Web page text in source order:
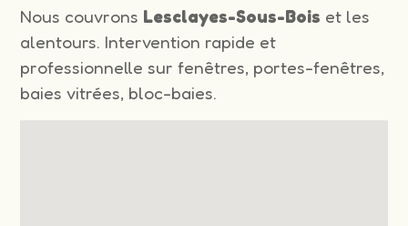
Nous couvrons Lesclayes-Sous-Bois et les
alentours. Intervention rapide et
professionnelle sur fenêtres, portes-fenêtres,
baies vitrées, bloc-baies.